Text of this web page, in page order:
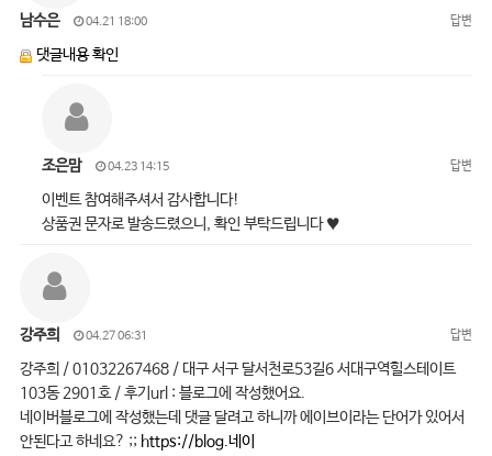
남수은 04.21 18:00 답변
댓글내용 확인
조은맘 04.23 14:15 답변
이벤트 참여해주셔서 감사합니다!
상품권 문자로 발송드렸으니, 확인 부탁드립니다 ♥
강주희 04.27 06:31 답변
강주희 / 01032267468 / 대구 서구 달서천로53길6 서대구역힐스테이트
103동 2901호 / 후기url : 블로그에 작성했어요.
네이버블로그에 작성했는데 댓글 달려고 하니까 에이브이라는 단어가 있어서
안된다고 하네요? ;; https://blog.네이